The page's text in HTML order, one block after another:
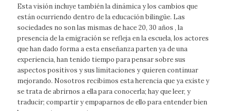
Esta visión incluye también la dinámica y los cambios que
están ocurriendo dentro de la educación bilingüe. Las
sociedades no son las mismas de hace 20, 30 años , la
presencia de la emigración se refleja en la escuela, los actores
que han dado forma a esta enseñanza parten ya de una
experiencia, han tenido tiempo para pensar sobre sus
aspectos positivos y sus limitaciones y quieren continuar
mejorando. Nosotros recibimos esta herencia que ya existe y
se trata de abrirnos a ella para conocerla; hay que leer, y
traducir; compartir y empaparnos de ello para entender bien